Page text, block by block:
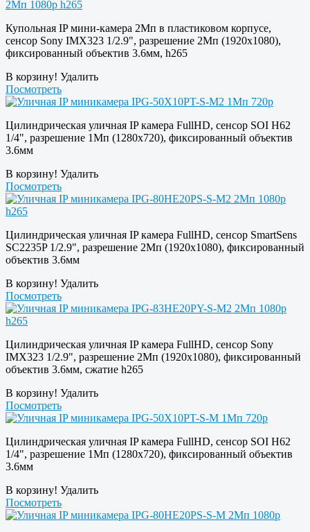
Купольная IP мини-камера 2Мп в пластиковом корпусе,
сенсор Sony IMX323 1/2.9", разрешение 2Мп (1920х1080),
фиксированный объектив 3.6мм, h265
В корзину! Удалить
Посмотреть
Цилиндрическая уличная IP камера FullHD, сенсор SOI H62
1/4", разрешение 1Мп (1280х720), фиксированный объектив
3.6мм
В корзину! Удалить
Посмотреть
Цилиндрическая уличная IP камера FullHD, сенсор SmartSens
SC2235P 1/2.9", разрешение 2Мп (1920х1080), фиксированный
объектив 3.6мм
В корзину! Удалить
Посмотреть
Цилиндрическая уличная IP камера FullHD, сенсор Sony
IMX323 1/2.9", разрешение 2Мп (1920х1080), фиксированный
объектив 3.6мм, сжатие h265
В корзину! Удалить
Посмотреть
Цилиндрическая уличная IP камера FullHD, сенсор SOI H62
1/4", разрешение 1Мп (1280х720), фиксированный объектив
3.6мм
В корзину! Удалить
Посмотреть